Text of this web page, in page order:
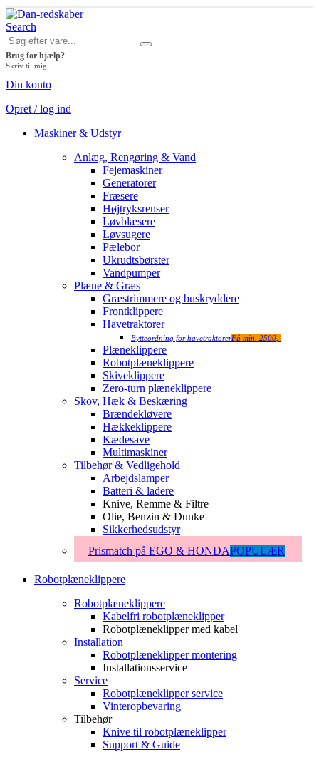
Search
Brug for hjælp?
Skriv til mig
Din konto
Opret / log ind
Maskiner & Udstyr
Anlæg, Rengøring & Vand
Fejemaskiner
Generatorer
Fræsere
Højtryksrenser
Løvblæsere
Løvsugere
Pælebor
Ukrudtsbørster
Vandpumper
Plæne & Græs
Græstrimmere og buskryddere
Frontklippere
Havetraktorer
Bytteordning for havetraktorerFå min. 2500,-
Plæneklippere
Robotplæneklippere
Skiveklippere
Zero-turn plæneklippere
Skov, Hæk & Beskæring
Brændekløvere
Hækkeklippere
Kædesave
Multimaskiner
Tilbehør & Vedligehold
Arbejdslamper
Batteri & ladere
Knive, Remme & Filtre
Olie, Benzin & Dunke
Sikkerhedsudstyr
Prismatch på EGO & HONDAPOPULÆR
Robotplæneklippere
Robotplæneklippere
Kabelfri robotplæneklipper
Robotplæneklipper med kabel
Installation
Robotplæneklipper montering
Installationsservice
Service
Robotplæneklipper service
Vinteropbevaring
Tilbehør
Knive til robotplæneklipper
Support & Guide